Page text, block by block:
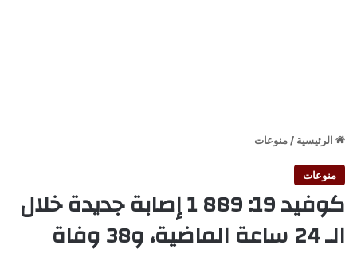
الرئيسية / منوعات
منوعات
كوفيد 19: 889 1 إصابة جديدة خلال
الـ 24 ساعة الماضية، و38 وفاة